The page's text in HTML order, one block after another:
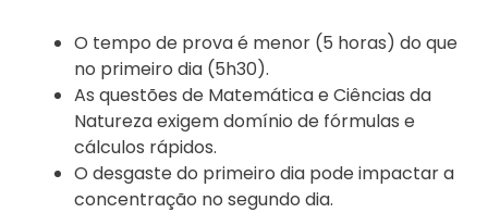
O tempo de prova é menor (5 horas) do que
no primeiro dia (5h30).
As questões de Matemática e Ciências da
Natureza exigem domínio de fórmulas e
cálculos rápidos.
O desgaste do primeiro dia pode impactar a
concentração no segundo dia.